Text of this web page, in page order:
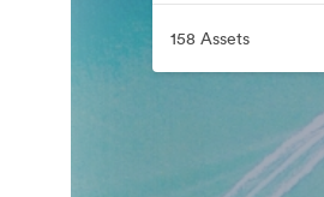
158 Assets